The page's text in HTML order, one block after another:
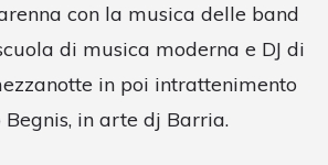
con la musica delle band
di musica moderna e DJ di
in poi intrattenimento
in arte dj Barria.